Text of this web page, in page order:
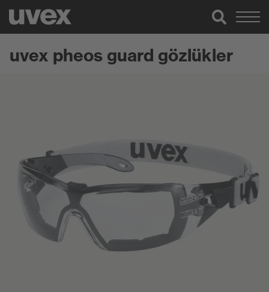
uvex pheos guard gözlükler